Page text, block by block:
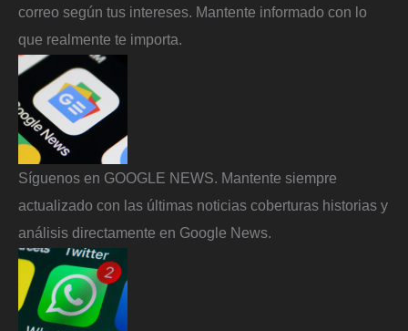
correo según tus intereses. Mantente informado con lo
que realmente te importa.
Síguenos en GOOGLE NEWS. Mantente siempre
actualizado con las últimas noticias coberturas historias y
análisis directamente en Google News.